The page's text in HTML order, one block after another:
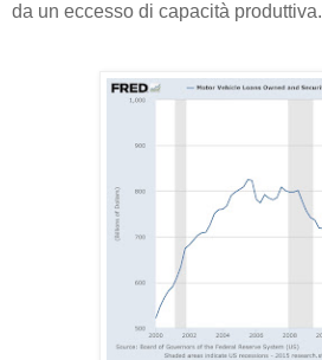
da un eccesso di capacità produttiva.